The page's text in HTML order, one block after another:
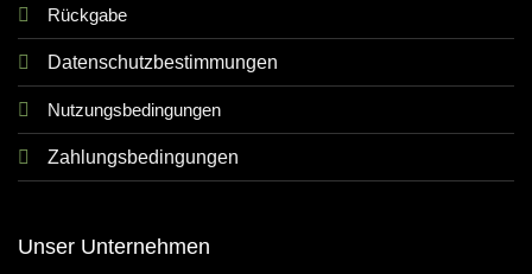
Rückgabe
Datenschutzbestimmungen
Nutzungsbedingungen
Zahlungsbedingungen
Unser Unternehmen